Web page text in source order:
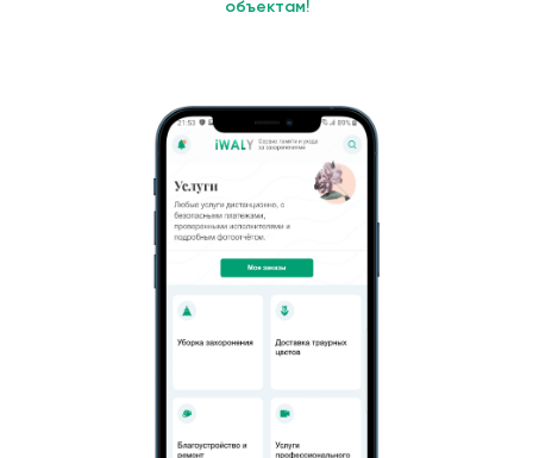
объектам!